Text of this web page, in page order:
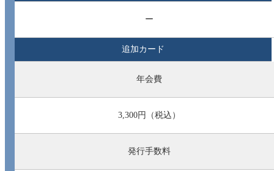
ー
追加カード
年会費
3,300円（税込）
発行手数料